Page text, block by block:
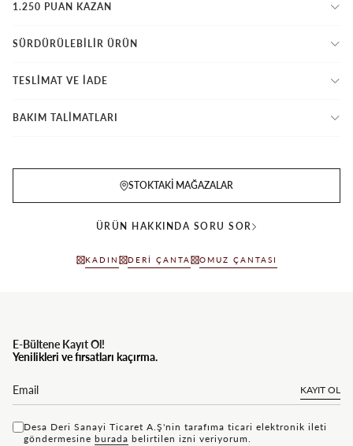
1.250 PUAN KAZAN
SÜRDÜRÜLEBİLİR ÜRÜN
TESLİMAT VE İADE
BAKIM TALİMATLARI
STOKTAKI MAĞAZALAR
ÜRÜN HAKKINDA SORU SOR
KADIN DERI ÇANTA OMUZ ÇANTASI
E-Bültene Kayıt Ol!
Yenilikleri ve fırsatları kaçırma.
KAYIT OL
Desa Deri Sanayi Ticaret A.Ş'nin tarafıma ticari elektronik ileti
göndermesine bu rada belirtilen izni veriyorum.